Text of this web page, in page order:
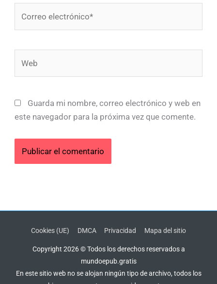
electrónico*
Guarda mi nombre, correo electrónico y web en
este navegador para la próxima vez que comente.
Cookies (UE) DMCA Privacidad Mapa del sitio
Copyright 2026 © Todos los derechos reservados a
mundoepub.gratis
En este sitio web no se alojan ningún tipo de archivo, todos los